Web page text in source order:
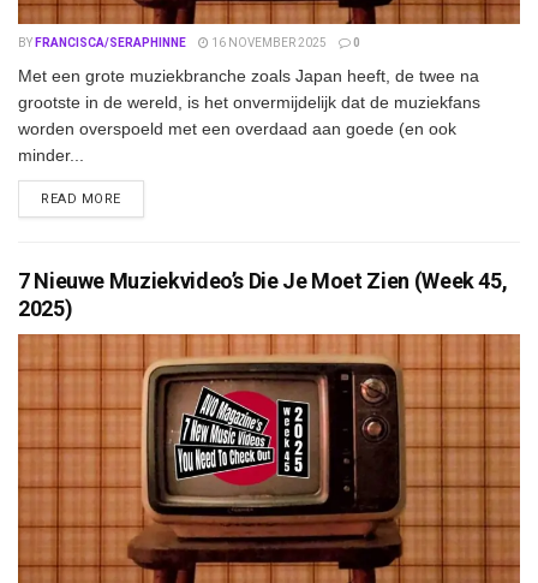
BY FRANCISCA/SERAPHINNE 16 NOVEMBER 2025 0
Met een grote muziekbranche zoals Japan heeft, de twee na
grootste in de wereld, is het onvermijdelijk dat de muziekfans
worden overspoeld met een overdaad aan goede (en ook
minder...
READ MOREDETAILS
7 Nieuwe Muziekvideo’s Die Je Moet Zien (Week 45,
2025)